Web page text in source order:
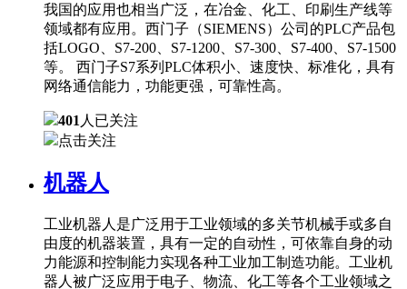
我国的应用也相当广泛，在冶金、化工、印刷生产线等
领域都有应用。西门子（SIEMENS）公司的PLC产品包
括LOGO、S7-200、S7-1200、S7-300、S7-400、S7-1500
等。 西门子S7系列PLC体积小、速度快、标准化，具有
网络通信能力，功能更强，可靠性高。
401 人已关注
点击关注
机器人
工业机器人是广泛用于工业领域的多关节机械手或多自
由度的机器装置，具有一定的自动性，可依靠自身的动
力能源和控制能力实现各种工业加工制造功能。工业机
器人被广泛应用于电子、物流、化工等各个工业领域之